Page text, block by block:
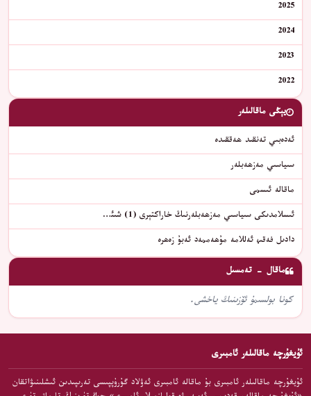
2025
2024
2023
2022
يېڭى ماقالىلەر
ئەدەبىي تەنقىد ھەققىدە
سىياسىي مەزھەبلەر
ماقالە ئىسمى
ئىسلامدىكى سىياسىي مەزھەبلەرنىڭ خاراكتېرى (1) شىئ…
دادىل فەقىھ ئەللامە مۇھەممەد ئەبۇ زەھرە
ماقال - تەمسىل
كونا بولسىمۇ ئۆزىنىڭ ياخشى.
ئۇيغۇرچە ماقالىلەر ئامبىرى
ئۇيغۇرچە ماقالىلەر ئامبىرى بۇ ماقالە ئامبىرى ئەۋلاد گۇرۇپپىسى تەرىپىدىن ئىشلىنىۋاتقان